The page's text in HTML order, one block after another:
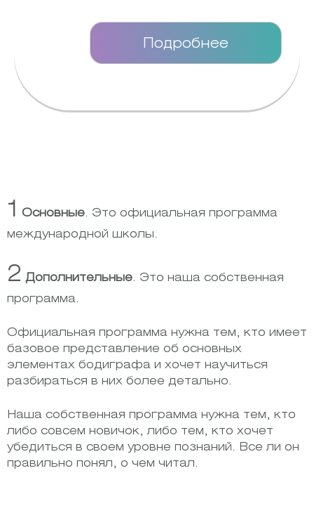
Подробнее
1 Основные . Это официальная программа
международной школы.
2 Дополнительные . Это наша собственная
программа.
Официальная программа нужна тем, кто имеет
базовое представление об основных
элементах бодиграфа и хочет научиться
разбираться в них более детально.
Наша собственная программа нужна тем, кто
либо совсем новичок, либо тем, кто хочет
убедиться в своем уровне познаний. Все ли он
правильно понял, о чем читал.